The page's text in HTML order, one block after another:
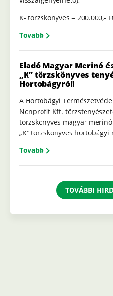
K- törzskönyves = 200.000,-
Tovább
Eladó Magyar Merinó
„K” törzskönyves
Hortobágyról!
A Hortobágyi
Nonprofit Kft.
törzskönyves magyar
„K” törzskönyves hortobágyi
Tovább
TOVÁBBI